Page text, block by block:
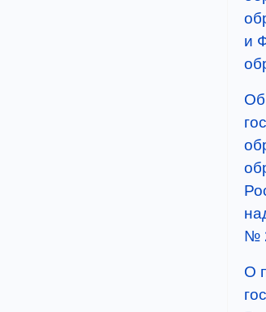
и
Об
№
О